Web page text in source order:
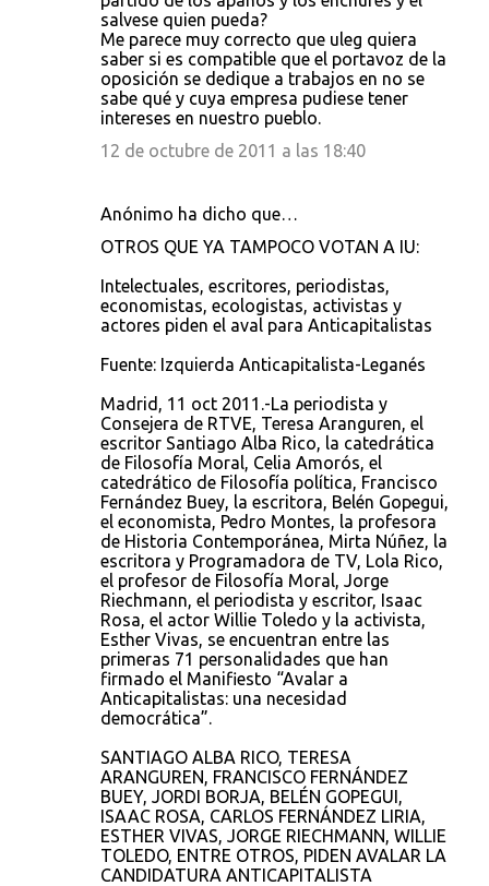
salvese quien pueda?
Me parece muy correcto que uleg quiera
saber si es compatible que el portavoz de la
oposición se dedique a trabajos en no se
sabe qué y cuya empresa pudiese tener
intereses en nuestro pueblo.
12 de octubre de 2011 a las 18:40
Anónimo ha dicho que…
OTROS QUE YA TAMPOCO VOTAN A IU:
Intelectuales, escritores, periodistas,
economistas, ecologistas, activistas y
actores piden el aval para Anticapitalistas
Fuente: Izquierda Anticapitalista-Leganés
Madrid, 11 oct 2011.-La periodista y
Consejera de RTVE, Teresa Aranguren, el
escritor Santiago Alba Rico, la catedrática
de Filosofía Moral, Celia Amorós, el
catedrático de Filosofía política, Francisco
Fernández Buey, la escritora, Belén Gopegui,
el economista, Pedro Montes, la profesora
de Historia Contemporánea, Mirta Núñez, la
escritora y Programadora de TV, Lola Rico,
el profesor de Filosofía Moral, Jorge
Riechmann, el periodista y escritor, Isaac
Rosa, el actor Willie Toledo y la activista,
Esther Vivas, se encuentran entre las
primeras 71 personalidades que han
firmado el Manifiesto “Avalar a
Anticapitalistas: una necesidad
democrática”.
SANTIAGO ALBA RICO, TERESA
ARANGUREN, FRANCISCO FERNÁNDEZ
BUEY, JORDI BORJA, BELÉN GOPEGUI,
ISAAC ROSA, CARLOS FERNÁNDEZ LIRIA,
ESTHER VIVAS, JORGE RIECHMANN, WILLIE
TOLEDO, ENTRE OTROS, PIDEN AVALAR LA
CANDIDATURA ANTICAPITALISTA